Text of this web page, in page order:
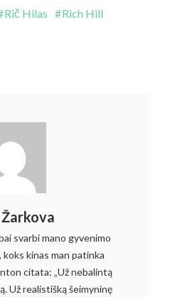
Rič Hilas
Rich Hill
svarbi mano gyvenimo
koks kinas man patinka
citata: „Už nebalintą
Už realistišką šeimyninę